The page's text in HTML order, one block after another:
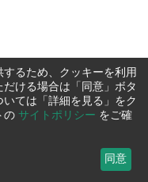
るため、クッキーを利用
ける場合は「同意」ボタ
ては「詳細を見る」をク
の サイトポリシー をご確
同意